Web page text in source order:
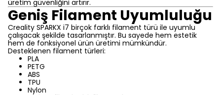
üretim güvenliğini artırır.
Geniş Filament Uyumluluğu
Creality SPARKX i7 birçok farklı filament türü ile uyumlu
çalışacak şekilde tasarlanmıştır. Bu sayede hem estetik
hem de fonksiyonel ürün üretimi mümkündür.
Desteklenen filament türleri:
PLA
PETG
ABS
TPU
Nylon